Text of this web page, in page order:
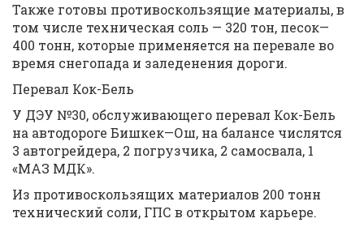
Также готовы противоскользящие материалы, в
том числе техническая соль — 320 тон, песок—
400 тонн, которые применяется на перевале во
время снегопада и заледенения дороги.
Перевал Кок-Бель
У ДЭУ №30, обслуживающего перевал Кок-Бель
на автодороге Бишкек—Ош, на балансе числятся
3 автогрейдера, 2 погрузчика, 2 самосвала, 1
«МАЗ МДК».
Из противоскользящих материалов 200 тонн
технический соли, ГПС в открытом карьере.